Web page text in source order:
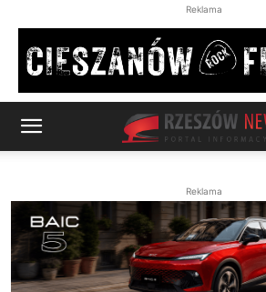
Reklama
Reklama